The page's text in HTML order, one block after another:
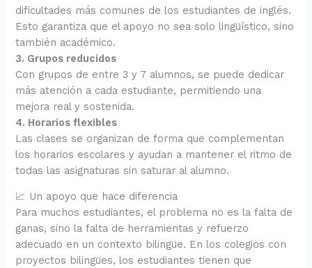
dificultades más comunes de los estudiantes de inglés.
Esto garantiza que el apoyo no sea solo lingüístico, sino
también académico.
3. Grupos reducidos
Con grupos de entre 3 y 7 alumnos, se puede dedicar
más atención a cada estudiante, permitiendo una
mejora real y sostenida.
4. Horarios flexibles
Las clases se organizan de forma que complementan
los horarios escolares y ayudan a mantener el ritmo de
todas las asignaturas sin saturar al alumno.
📈 Un apoyo que hace diferencia
Para muchos estudiantes, el problema no es la falta de
ganas, sino la falta de herramientas y refuerzo
adecuado en un contexto bilingüe. En los colegios con
proyectos bilingües, los estudiantes tienen que